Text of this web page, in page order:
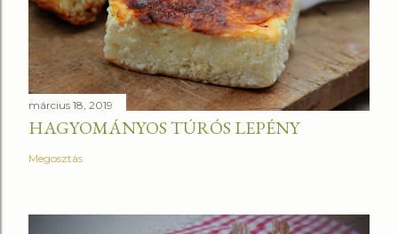
március 18, 2019
HAGYOMÁNYOS TÚRÓS LEPÉNY
Megosztás